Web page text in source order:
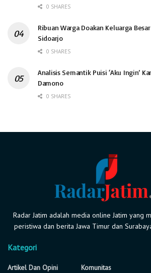
0 SHARES
Ribuan Warga Doakan Keluarga
Sidoarjo
0 SHARES
Analisis Semantik Puisi ‘Aku Ingin’
Damono
0 SHARES
Radar Jatim adalah media online Jatim yang
peristiwa dan berita Jawa Timur dan
Kategori
Artikel Dan Opini
Komunitas